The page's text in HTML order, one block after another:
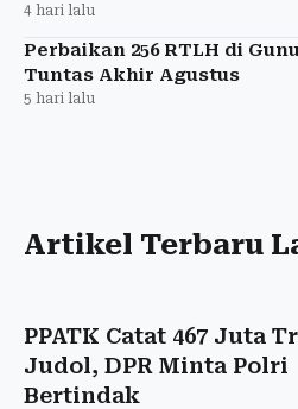
4 hari lalu
Perbaikan 256 RTLH di
Tuntas Akhir Agustus
5 hari lalu
Artikel Terbaru
PPATK Catat 467 Juta
Judol, DPR Minta Polri
Bertindak